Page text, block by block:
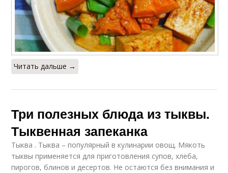
Читать дальше →
Три полезных блюда из тыквы.
Тыквенная запеканка
Тыква . Тыква – популярный в кулинарии овощ. Мякоть
тыквы применяется для приготовления супов, хлеба,
пирогов, блинов и десертов. Не остаются без внимания и